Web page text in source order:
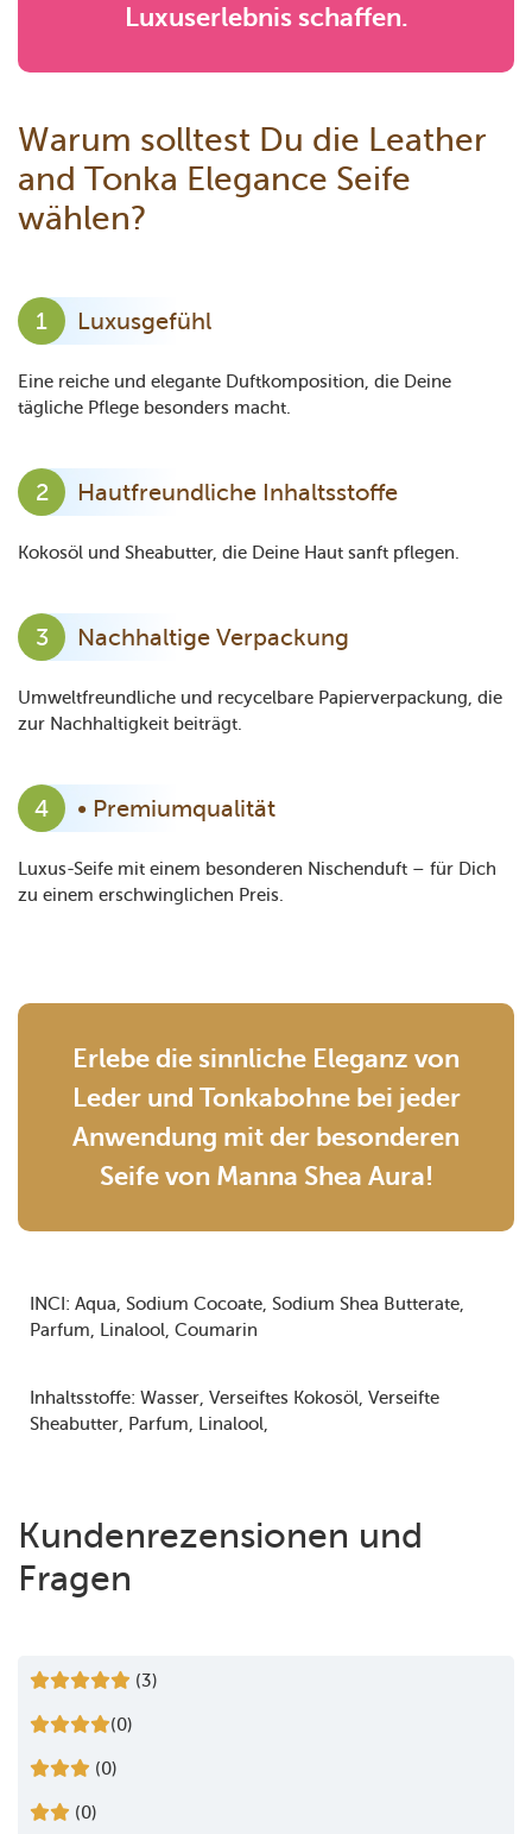
Luxuserlebnis schaffen.
Warum solltest Du die Leather
and Tonka Elegance Seife
wählen?
Luxusgefühl
Eine reiche und elegante Duftkomposition, die Deine
tägliche Pflege besonders macht.
Hautfreundliche Inhaltsstoffe
Kokosöl und Sheabutter, die Deine Haut sanft pflegen.
Nachhaltige Verpackung
Umweltfreundliche und recycelbare Papierverpackung, die
zur Nachhaltigkeit beiträgt.
• Premiumqualität
Luxus-Seife mit einem besonderen Nischenduft – für Dich
zu einem erschwinglichen Preis.
Erlebe die sinnliche Eleganz von
Leder und Tonkabohne bei jeder
Anwendung mit der besonderen
Seife von Manna Shea Aura!
INCI: Aqua Sodium Cocoate Sodium Shea Butterate
Parfum Linalool Coumarin
Inhaltsstoffe: Wasser Verseiftes Kokosöl Verseifte
Sheabutter Parfum Linalool
Kundenrezensionen und
Fragen
(3)
(0)
(0)
(0)